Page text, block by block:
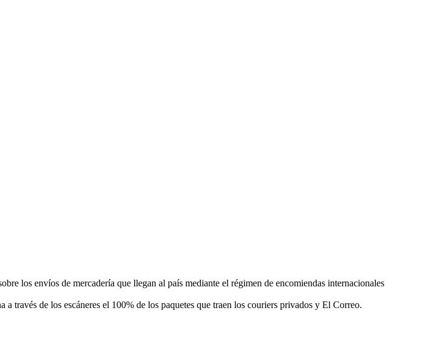
los envíos de mercadería que llegan al país mediante el régimen de encomiendas internacionales
través de los escáneres el 100% de los paquetes que traen los couriers privados y El Correo.